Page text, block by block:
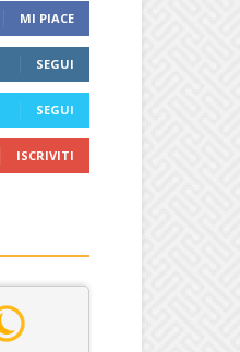
MI PIACE
SEGUI
SEGUI
ISCRIVITI